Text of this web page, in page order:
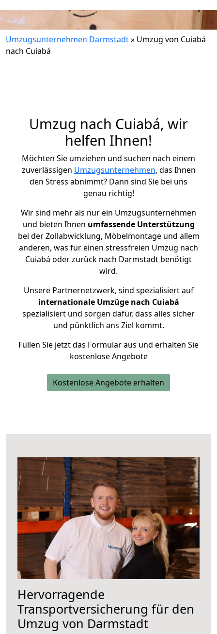
Umzugsunternehmen Darmstadt» Umzug von Cuiabá
nach Cuiabá
Umzug nach Cuiabá, wir
helfen Ihnen!
Möchten Sie umziehen und suchen nach einem
zuverlässigen Umzugsunternehmen, das Ihnen
den Stress abnimmt? Dann sind Sie bei uns
genau richtig!
Wir sind mehr als nur ein Umzugsunternehmen
und bieten Ihnen umfassende Unterstützung
bei der Zollabwicklung, Möbelmontage und allem
anderen, was für einen stressfreien Umzug nach
Cuiabá oder zurück nach Darmstadt benötigt
wird.
Unsere Partnernetzwerk, sind spezialisiert auf
internationale Umzüge nach Cuiabá
spezialisiert und sorgen dafür, dass alles sicher
und pünktlich ans Ziel kommt.
Füllen Sie jetzt das Formular aus und erhalten Sie
kostenlose Angebote
Kostenlose Angebote erhalten
Hervorragende
Transportversicherung für den
Umzug von Darmstadt